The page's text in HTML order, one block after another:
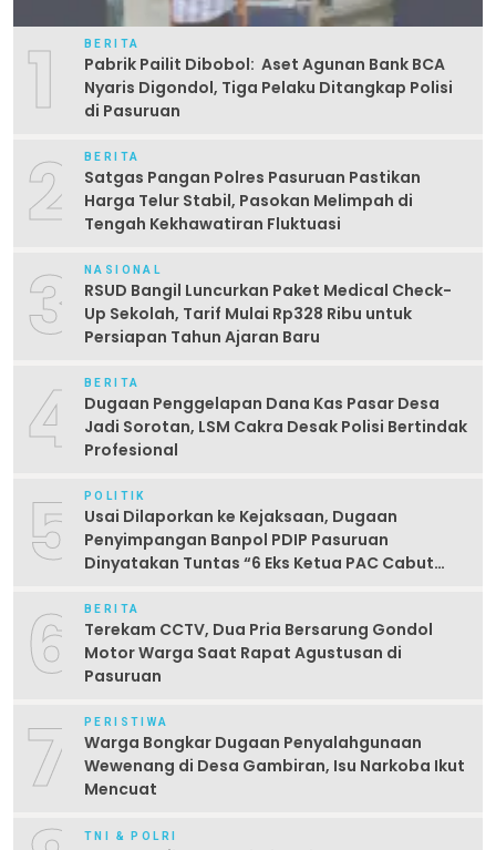
1 BERITA
Pabrik Pailit Dibobol: Aset Agunan Bank BCA
Nyaris Digondol, Tiga Pelaku Ditangkap Polisi
di Pasuruan
2 BERITA
Satgas Pangan Polres Pasuruan Pastikan
Harga Telur Stabil, Pasokan Melimpah di
Tengah Kekhawatiran Fluktuasi
3 NASIONAL
RSUD Bangil Luncurkan Paket Medical Check-
Up Sekolah, Tarif Mulai Rp328 Ribu untuk
Persiapan Tahun Ajaran Baru
4 BERITA
Dugaan Penggelapan Dana Kas Pasar Desa
Jadi Sorotan, LSM Cakra Desak Polisi Bertindak
Profesional
5 POLITIK
Usai Dilaporkan ke Kejaksaan, Dugaan
Penyimpangan Banpol PDIP Pasuruan
Dinyatakan Tuntas “6 Eks Ketua PAC Cabut
6 BERITA
Terekam CCTV, Dua Pria Bersarung Gondol
Motor Warga Saat Rapat Agustusan di
Pasuruan
7 PERISTIWA
Warga Bongkar Dugaan Penyalahgunaan
Wewenang di Desa Gambiran, Isu Narkoba Ikut
Mencuat
TNI & POLRI